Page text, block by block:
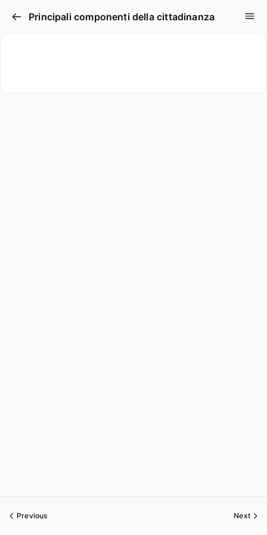
Principali componenti della cittadinanza
Previous Next